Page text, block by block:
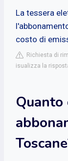
La tessera
costo di
Richiesta di
isualizza la
Quanto